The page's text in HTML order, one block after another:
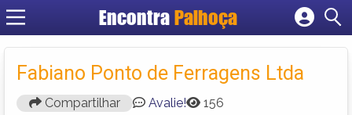
EncontraPalhoça
Cadastrar empresa
Criar conta
Fabiano Ponto de Ferragens Ltda
Compartilhar Avalie! 156